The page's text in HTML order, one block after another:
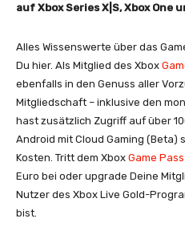
auf Xbox Series X|S, Xbox One
Alles Wissenswerte über das
Du hier. Als Mitglied des Xbox
ebenfalls in den Genuss aller
Mitgliedschaft – inklusive den
hast zusätzlich Zugriff auf über
Android mit Cloud Gaming (Beta)
Kosten. Tritt dem Xbox Game Pass
Euro bei oder upgrade Deine
Nutzer des Xbox Live Gold-
bist.